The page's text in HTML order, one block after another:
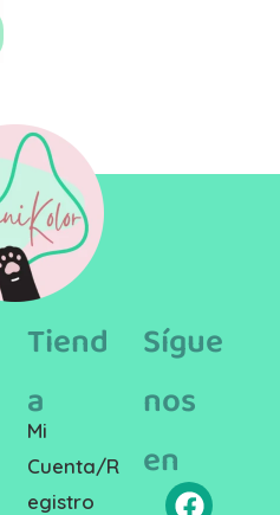
Tiend
a
Mi
Cuenta/R
egistro
Sígue
nos
en